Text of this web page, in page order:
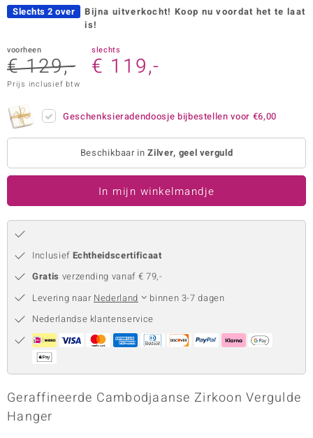
in Italy
Paraíso
Collection
Slechts 2 over Bijna uitverkocht! Koop nu voordat het te laat
is!
voorheen
€ 129,-
slechts
€ 119,-
Prijs inclusief btw
Geschenksieradendoosje bijbestellen voor €6,00
Beschikbaar inZilver, geel verguld
In mijn winkelmandje
Inclusief Echtheidscertificaat
Gratis verzending vanaf € 79,-
Levering naar Nederland
binnen 3-7 dagen
Nederlandse klantenservice
Geraffineerde Cambodjaanse Zirkoon Vergulde
Hanger